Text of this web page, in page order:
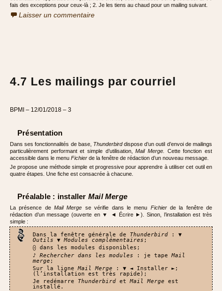
fais des exceptions pour ceux-là ; 2. Je les tiens au chaud pour un mailing suivant.
Laisser un commentaire
4.7 Les mailings par courriel
BPMI – 12/01/2018 – 3
Présentation
Dans ses fonctionnalités de base, Thunderbirddispose d’un outil d’envoi de mailings
particulièrement performant et simple d’utilisation,Mail Merge. Cette fonction est
accessible dans le menu Fichier de la fenêtre de rédaction d’un nouveau message.
Je propose une méthode simple et progressive pour apprendre à utiliser cet outil en
quatre étapes. Une fiche est consacrée à chacune.
Préalable : installer Mail Merge
La présence deMail Merge se vérifie dans le menu Fichierde la fenêtre de
rédaction d’un message (ouverte en ▼ ◄ Écrire ►). Sinon, l’installation est très
simple :
Dans la fenêtre générale de Thunderbird : ▼
Outils ▼Modules complémentaires ;
⨀ dans les modules disponibles;
♪ Rechercher dans les modules : je tapeMail
merge ;
Sur la ligneMail Merge
: ▼ ◄ Installer ►;
(l’installation est très rapide);
Je redémarre Thunderbird etMail Merge est
installé.